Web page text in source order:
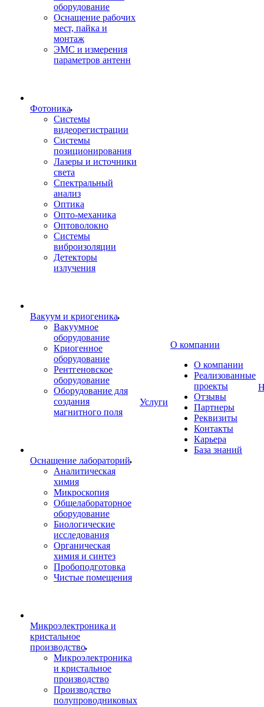
оборудование
Оснащение рабочих
мест, пайка и
монтаж
ЭМС и измерения
параметров антенн
Фотоника
Cистемы
видеорегистрации
Системы
позиционирования
Лазеры и источники
света
Спектральный
анализ
Оптика
Опто-механика
Оптоволокно
Системы
виброизоляции
Детекторы
излучения
Вакуум и криогеника
Вакуумное
оборудование
Криогенное
оборудование
Рентгеновское
оборудование
Оборудование для
создания
магнитного поля
Оснащение лабораторий
Аналитическая
химия
Микроскопия
Общелабораторное
оборудование
Биологические
исследования
Органическая
химия и синтез
Пробоподготовка
Чистые помещения
Микроэлектроника и
кристальное
производство
Микроэлектроника
и кристальное
производство
Производство
полупроводниковых
Услуги
О компании
О компании
Реализованные
проекты
Отзывы
Партнеры
Реквизиты
Контакты
Карьера
База знаний